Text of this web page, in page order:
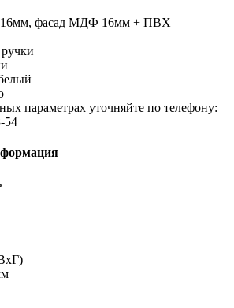
фасад МДФ 16мм + ПВХ
параметрах уточняйте по телефону:
54